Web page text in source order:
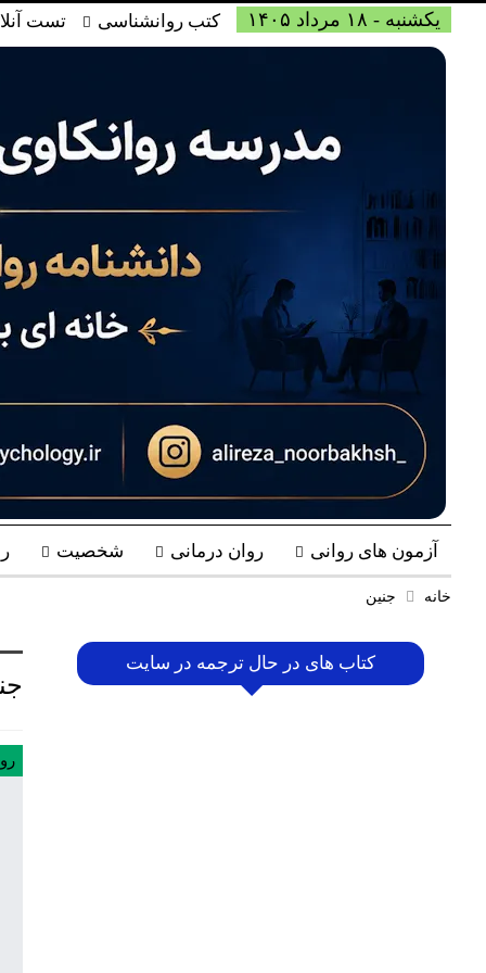
یکشنبه - ۱۸ مرداد ۱۴۰۵ کتب روانشناسی تست
آزمون های روانی روان درمانی شخصیت
خانه جنین
کتاب های در حال ترجمه در سایت